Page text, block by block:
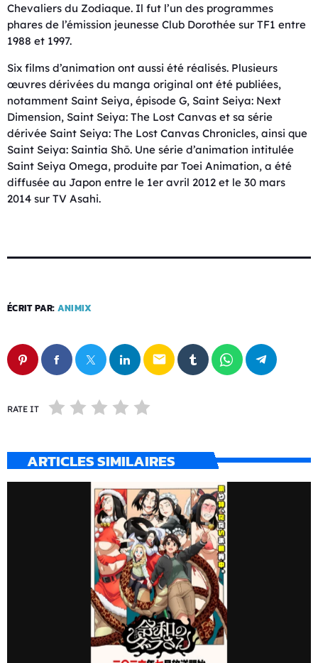
Chevaliers du Zodiaque. Il fut l’un des programmes
phares de l’émission jeunesse Club Dorothée sur TF1 entre
1988 et 1997.
Six films d’animation ont aussi été réalisés. Plusieurs
œuvres dérivées du manga original ont été publiées,
notamment Saint Seiya, épisode G, Saint Seiya: Next
Dimension, Saint Seiya: The Lost Canvas et sa série
dérivée Saint Seiya: The Lost Canvas Chronicles, ainsi que
Saint Seiya: Saintia Shō. Une série d’animation intitulée
Saint Seiya Omega, produite par Toei Animation, a été
diffusée au Japon entre le 1er avril 2012 et le 30 mars
2014 sur TV Asahi.
ÉCRIT PAR: ANIMIX
email
RATE IT
ARTICLES SIMILAIRES